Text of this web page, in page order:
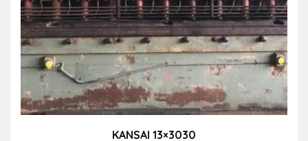
KANSAI 13×3030